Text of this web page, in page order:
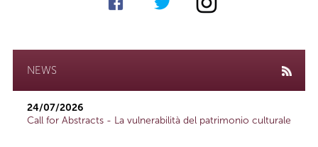
NEWS
24/07/2026
Call for Abstracts - La vulnerabilità del patrimonio culturale